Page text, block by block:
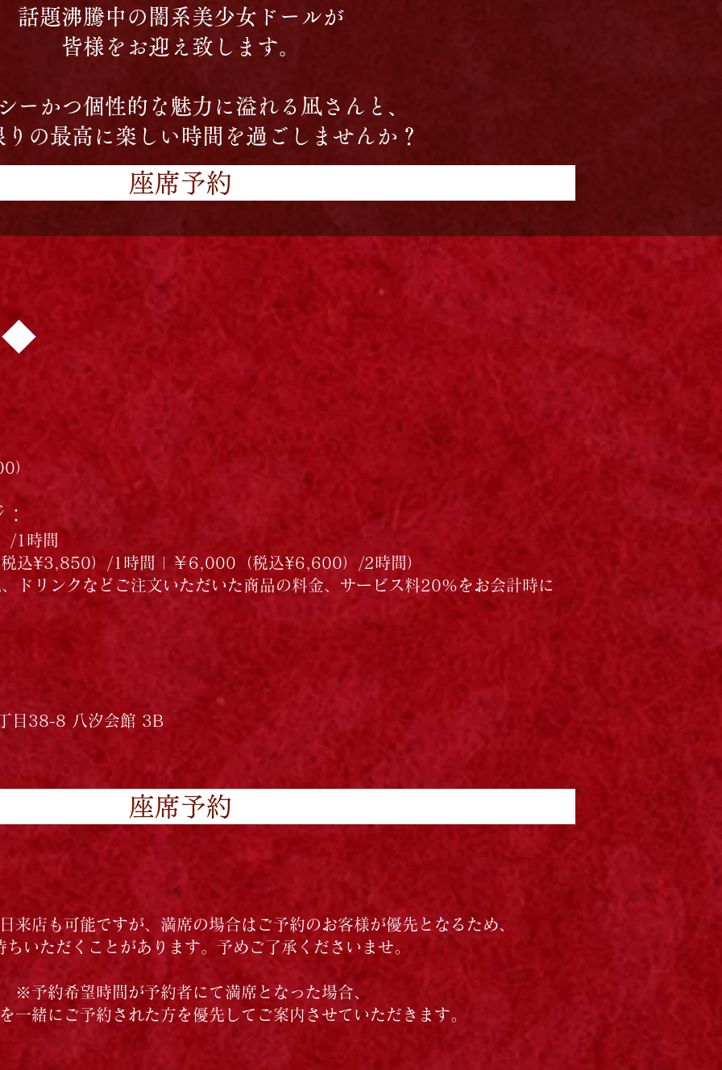
話題沸騰中の闇系美少女ドールが
皆様をお迎え致します。
ーかつ個性的な魅力に溢れる凪さんと、
りの最高に楽しい時間を過ごしませんか？
座席予約
◆
）
/1時間
込¥3,850）/1時間 | ￥6,000（税込¥6,600）/2時間）
ドリンクなどご注文いただいた商品の料金、サービス料20%をお会計時に
目38-8 八汐会館 3B
来店も可能ですが、満席の場合はご予約のお客様が優先となるため、
ちいただくことがあります。予めご了承くださいませ。
※予約希望時間が予約者にて満席となった場合、
一緒にご予約された方を優先してご案内させていただきます。
座席予約